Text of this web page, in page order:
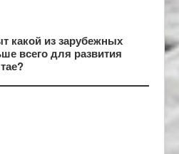
какой из зарубежных
всего для развития